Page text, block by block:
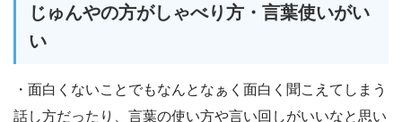
じゅんやの方がしゃべり方・言葉使いがい
い
・面白くないことでもなんとなぁく面白く聞こえてしまう
話し方だったり、言葉の使い方や言い回しがいいなと思い